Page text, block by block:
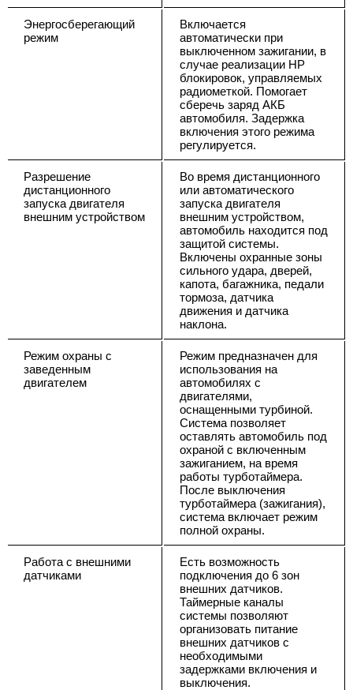
Энергосберегающий
режим
Включается
автоматически при
выключенном зажигании, в
случае реализации НР
блокировок, управляемых
радиометкой. Помогает
сберечь заряд АКБ
автомобиля. Задержка
включения этого режима
регулируется.
Разрешение
дистанционного
запуска двигателя
внешним устройством
Во время дистанционного
или автоматического
запуска двигателя
внешним устройством,
автомобиль находится под
защитой системы.
Включены охранные зоны
сильного удара, дверей,
капота, багажника, педали
тормоза, датчика
движения и датчика
наклона.
Режим охраны с
заведенным
двигателем
Режим предназначен для
использования на
автомобилях с
двигателями,
оснащенными турбиной.
Система позволяет
оставлять автомобиль под
охраной с включенным
зажиганием, на время
работы турботаймера.
После выключения
турботаймера (зажигания),
система включает режим
полной охраны.
Работа с внешними
датчиками
Есть возможность
подключения до 6 зон
внешних датчиков.
Таймерные каналы
системы позволяют
организовать питание
внешних датчиков с
необходимыми
задержками включения и
выключения.